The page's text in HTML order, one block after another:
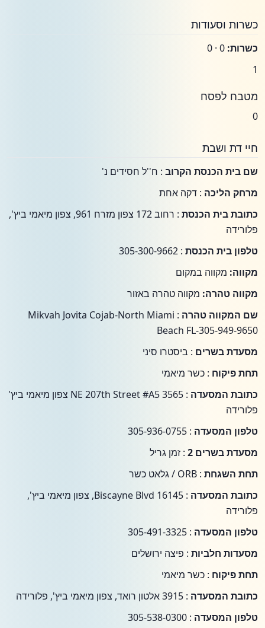
כשרות וסעודות
כשרות:
1
מטבח לפסח
0
חיי דת ושבת
שם בית הכנסת הקרוב : ח''ל חסידים נ'
מרחק הליכה : דקה אחת
כתובת בית הכנסת
: רחוב 172 צפון מזרח 961, צפון מיאמי ביץ',
פלורידה
טלפון בית הכנסת : 305-300-9662
מקווה: מקווה במקום
מקווה טהרה: מקווה טהרה באזור
שם המקווה טהרה
: Mikvah Jovita Cojab-North Miami
Beach FL-305-949-9650
מסעדת בשרים : ביסטרו סיני
תחת פיקוח : כשר מיאמי
כתובת המסעדה
: 3565 NE 207th Street #A5 צפון מיאמי ביץ'
פלורידה
טלפון המסעדה : 305-936-0755
מסעדת בשרים 2
: זמן גריל
תחת השגחת : ORB / גלאט כשר
כתובת המסעדה
: 16145 Biscayne Blvd, צפון מיאמי ביץ',
פלורידה
טלפון המסעדה : 305-491-3325
מסעדות חלביות : פיצה ירושלים
תחת פיקוח : כשר מיאמי
כתובת המסעדה : 3915 אלטון רואד, צפון מיאמי ביץ', פלורידה
טלפון המסעדה : 305-538-0300